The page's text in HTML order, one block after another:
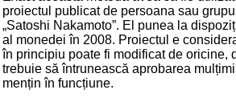
proiectul publicat de persoana sau
„Satoshi Nakamoto”. El punea la
al monedei în 2008. Proiectul e
în principiu poate fi modificat de oricine,
trebuie să întrunească aprobarea
mențin în funcțiune.